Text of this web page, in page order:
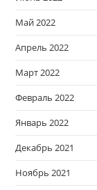
Май 2022
Апрель 2022
Март 2022
Февраль 2022
Январь 2022
Декабрь 2021
Ноябрь 2021